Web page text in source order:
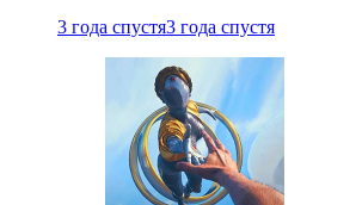
3 года спустя3 года спустя